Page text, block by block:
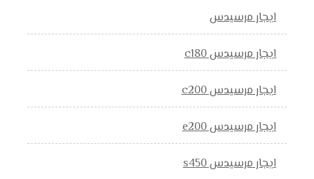
ايجار مرسيدس
ايجار مرسيدس c180
ايجار مرسيدس c200
ايجار مرسيدس e200
ايجار مرسيدس s450